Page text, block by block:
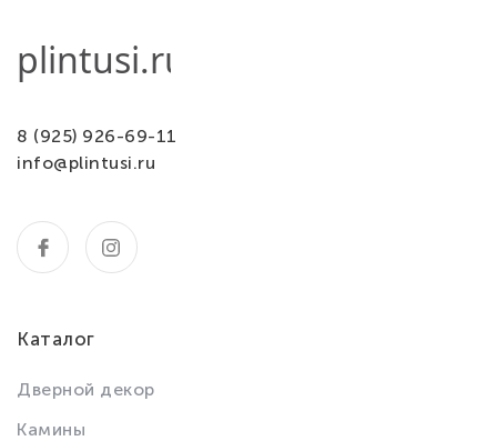
8 (925) 926-69-11
info@plintusi.ru
Каталог
Дверной декор
Камины